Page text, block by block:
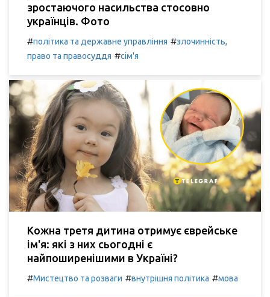
зростаючого насильства стосовно
українців. Фото
#політика та державне управління #злочинність,
право та правосуддя #сім'я
Кожна третя дитина отримує єврейське
ім'я: які з них сьогодні є
найпоширенішими в Україні?
#Мистецтво та розваги #внутрішня політика #мова